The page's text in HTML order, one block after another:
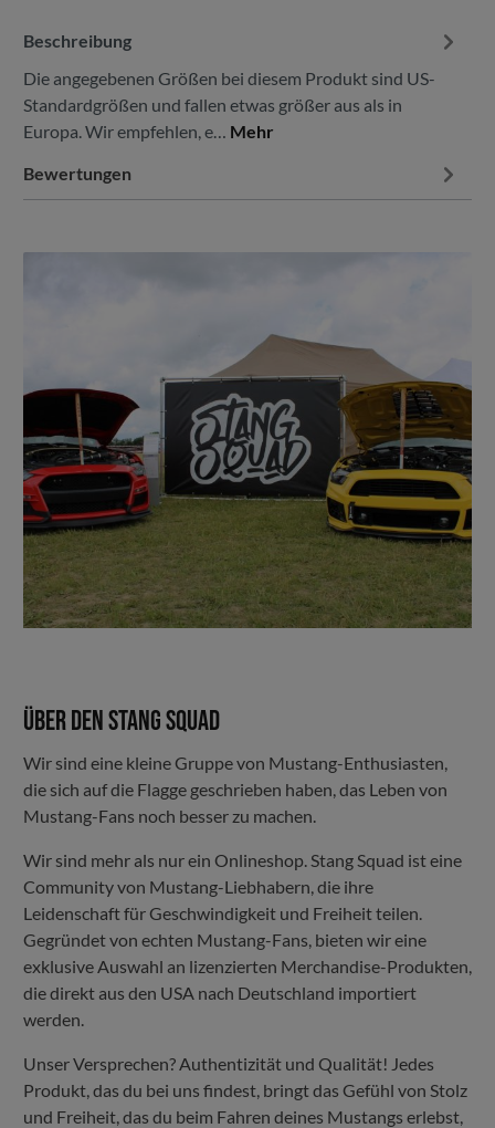
Beschreibung
Die angegebenen Größen bei diesem Produkt sind US-
Standardgrößen und fallen etwas größer aus als in
Europa. Wir empfehlen, e… Mehr
Bewertungen
Über den Stang Squad
Wir sind eine kleine Gruppe von Mustang-Enthusiasten,
die sich auf die Flagge geschrieben haben, das Leben von
Mustang-Fans noch besser zu machen.
Wir sind mehr als nur ein Onlineshop. Stang Squad ist eine
Community von Mustang-Liebhabern, die ihre
Leidenschaft für Geschwindigkeit und Freiheit teilen.
Gegründet von echten Mustang-Fans, bieten wir eine
exklusive Auswahl an lizenzierten Merchandise-Produkten,
die direkt aus den USA nach Deutschland importiert
werden.
Unser Versprechen? Authentizität und Qualität! Jedes
Produkt, das du bei uns findest, bringt das Gefühl von Stolz
und Freiheit, das du beim Fahren deines Mustangs erlebst,